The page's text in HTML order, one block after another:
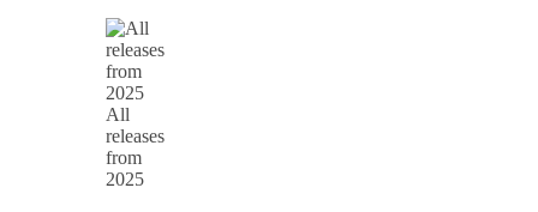
All
releases
from
2025